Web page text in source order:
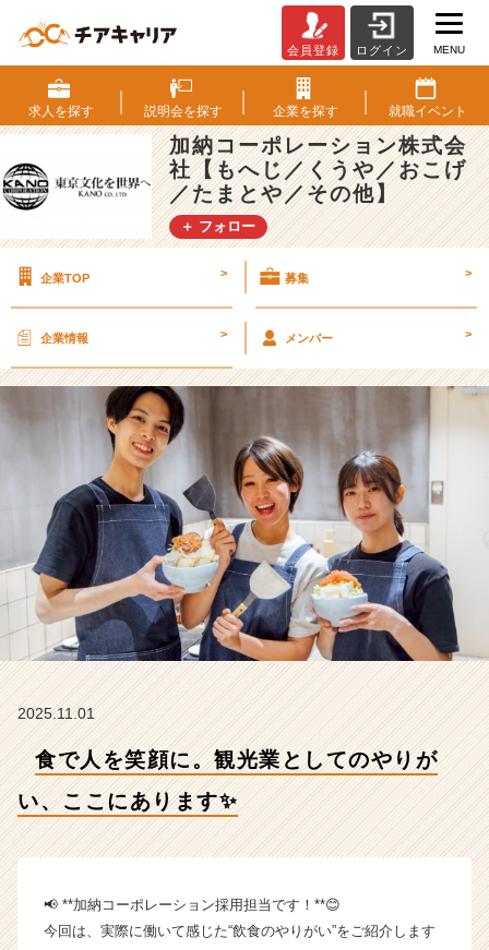
で
人
を
笑
顔
に。
観
光
し
り
が
こ
に
あ
り
ま
す
✨
【加
レ
ー
シ
ン
式
会
会員登録 ログイン MENU
求人を探す 説明会を探す 企業を探す 就職イベント
加納コーポレーション株式会
社【もへじ／くうや／おこげ
／たまとや／その他】
＋ フォロー
企業TOP > 募集 >
企業情報 > メンバー >
2025.11.01
食で人を笑顔に。観光業としてのやりが
い、ここにあります✨
📢 **加納コーポレーション採用担当です！**😊
今回は、実際に働いて感じた“飲食のやりがい”をご紹介します